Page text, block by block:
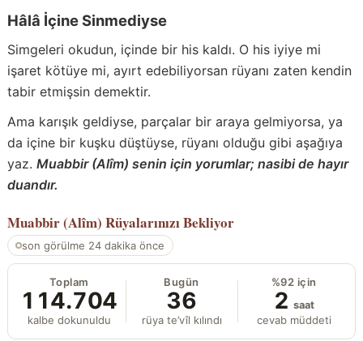
Hâlâ İçine Sinmediyse
Simgeleri okudun, içinde bir his kaldı. O his iyiye mi
işaret kötüye mi, ayırt edebiliyorsan rüyanı zaten kendin
tabir etmişsin demektir.
Ama karışık geldiyse, parçalar bir araya gelmiyorsa, ya
da içine bir kuşku düştüyse, rüyanı olduğu gibi aşağıya
yaz. Muabbir (Alîm) senin için yorumlar; nasibi de hayır
duandır.
Muabbir (Alîm) Rüyalarınızı Bekliyor
son görülme 24 dakika önce
Toplam
114.704
kalbe dokunuldu
Bugün
36
rüya te’vîl kılındı
%92 için
2 saat
cevab müddeti